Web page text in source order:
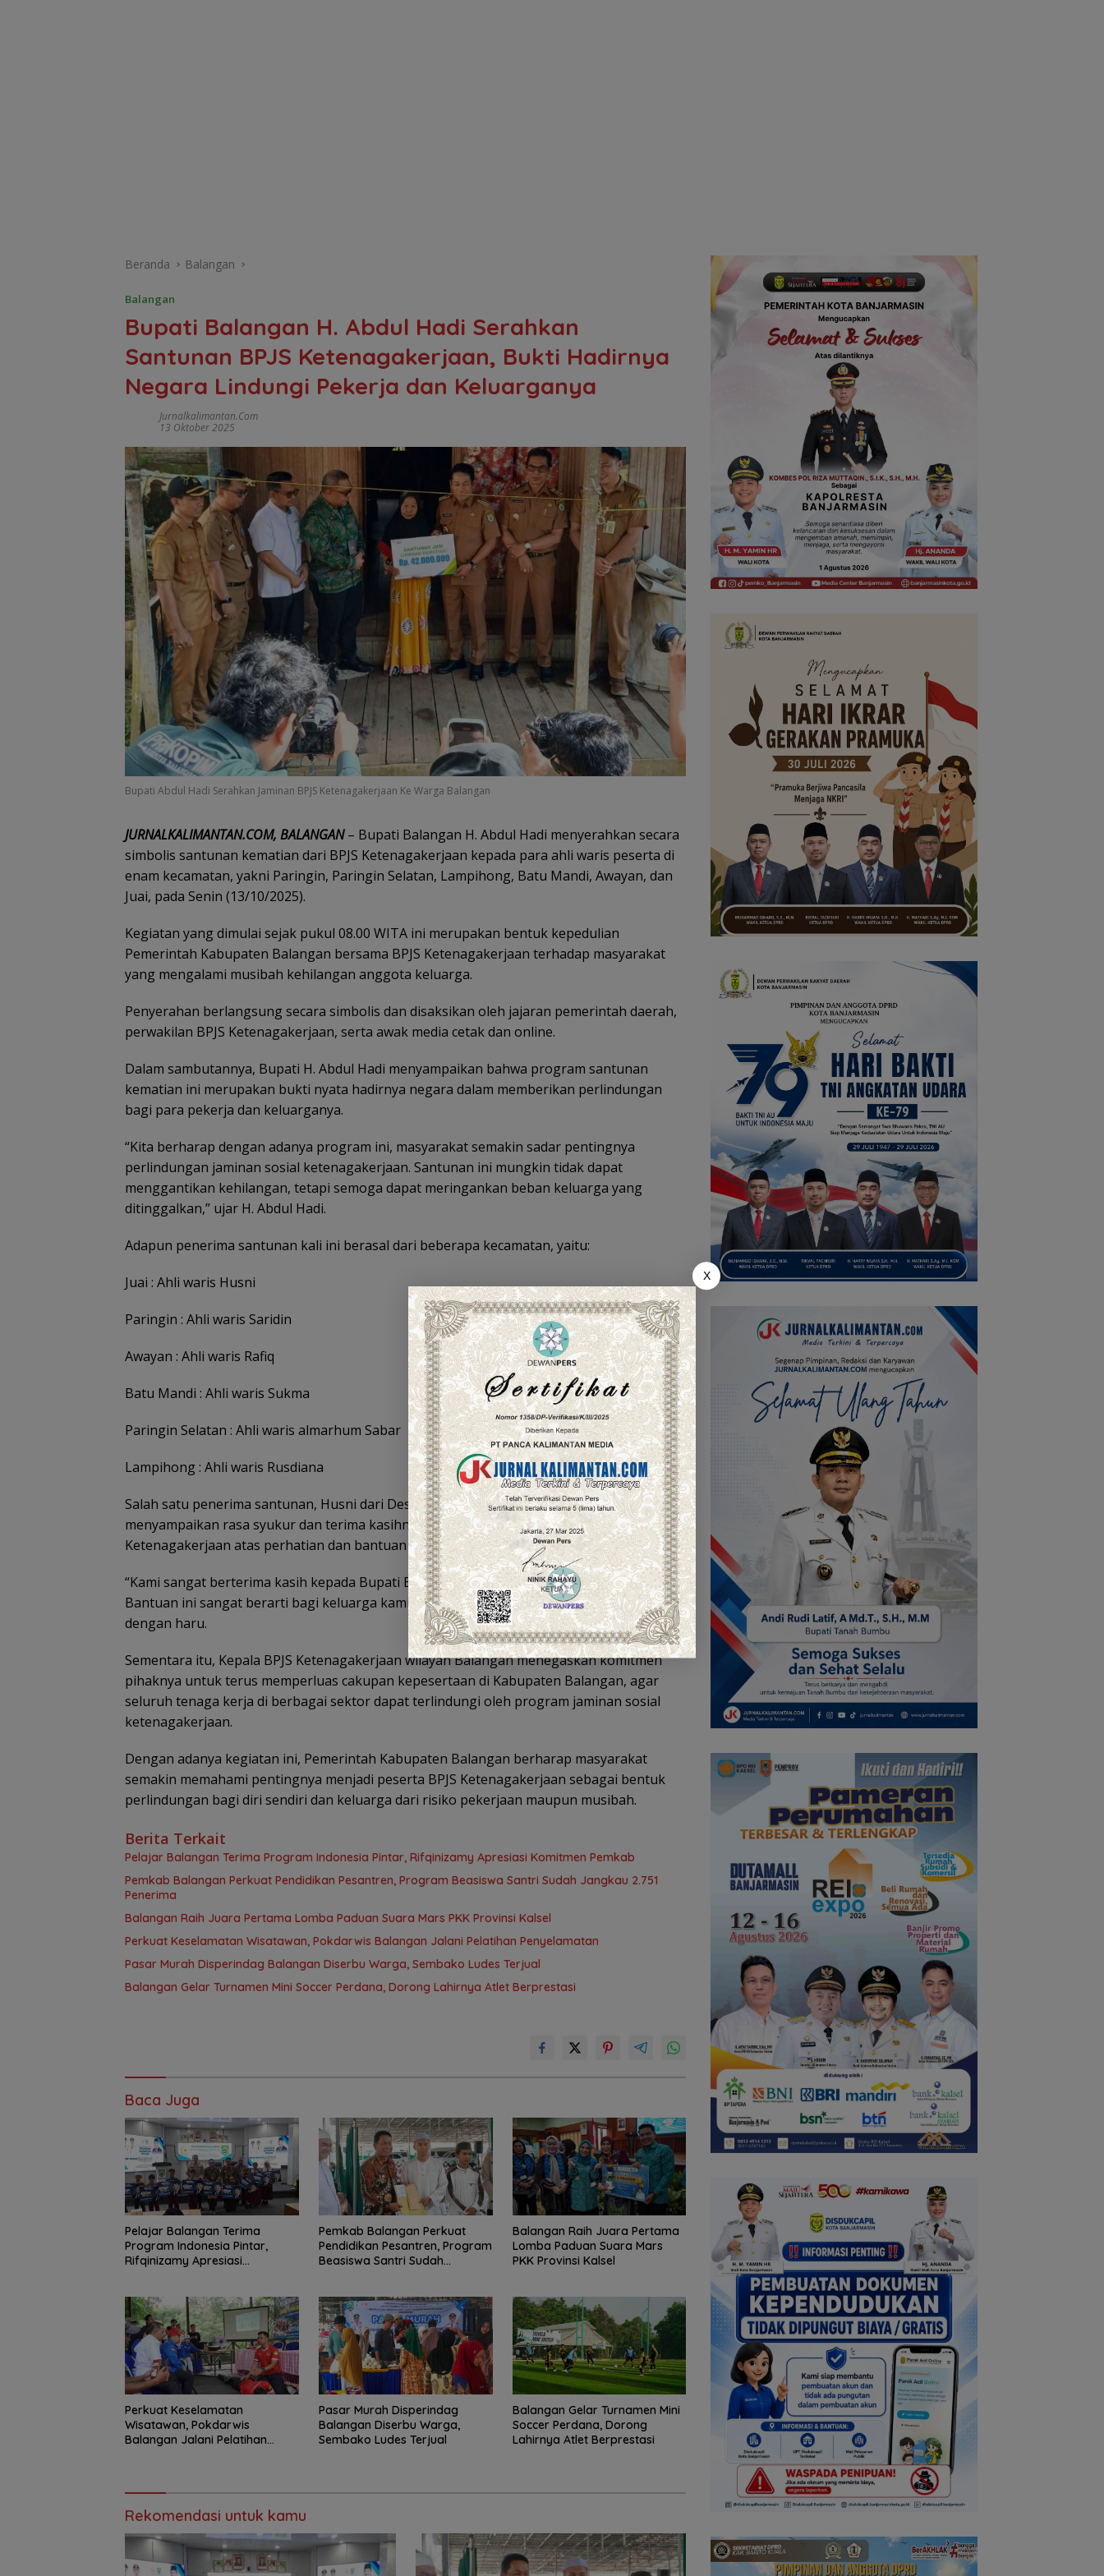
Beranda Balangan
Balangan
Bupati Balangan H. Abdul Hadi Serahkan
Santunan BPJS Ketenagakerjaan, Bukti Hadirnya
Negara Lindungi Pekerja dan Keluarganya
Jurnalkalimantan.com
13 Oktober 2025
Bupati Abdul Hadi Serahkan Jaminan BPJS Ketenagakerjaan Ke Warga Balangan
JURNALKALIMANTAN.COM, BALANGAN– Bupati Balangan H. Abdul Hadi menyerahkan secara
simbolis santunan kematian dari BPJS Ketenagakerjaan kepada para ahli waris peserta di
enam kecamatan, yakni Paringin, Paringin Selatan, Lampihong, Batu Mandi, Awayan, dan
Juai, pada Senin (13/10/2025).
Kegiatan yang dimulai sejak pukul 08.00 WITA ini merupakan bentuk kepedulian
Pemerintah Kabupaten Balangan bersama BPJS Ketenagakerjaan terhadap masyarakat
yang mengalami musibah kehilangan anggota keluarga.
Penyerahan berlangsung secara simbolis dan disaksikan oleh jajaran pemerintah daerah,
perwakilan BPJS Ketenagakerjaan, serta awak media cetak dan online.
Dalam sambutannya, Bupati H. Abdul Hadi menyampaikan bahwa program santunan
kematian ini merupakan bukti nyata hadirnya negara dalam memberikan perlindungan
bagi para pekerja dan keluarganya.
“Kita berharap dengan adanya program ini, masyarakat semakin sadar pentingnya
perlindungan jaminan sosial ketenagakerjaan. Santunan ini mungkin tidak dapat
menggantikan kehilangan, tetapi semoga dapat meringankan beban keluarga yang
ditinggalkan,” ujar H. Abdul Hadi.
Adapun penerima santunan kali ini berasal dari beberapa kecamatan, yaitu:
Juai : Ahli waris Husni
Paringin : Ahli waris Saridin
Awayan : Ahli waris Rafiq
Batu Mandi : Ahli waris Sukma
Paringin Selatan : Ahli waris almarhum Sabar
Lampihong : Ahli waris Rusdiana
Salah satu penerima santunan, Husni dari Desa Hamarung, Kecamatan Juai,
menyampaikan rasa syukur dan terima kasihnya kepada pemerintah daerah serta BPJS
Ketenagakerjaan atas perhatian dan bantuan yang diberikan.
“Kami sangat berterima kasih kepada Bupati Balangan dan BPJS Ketenagakerjaan.
Bantuan ini sangat berarti bagi keluarga kami di saat kehilangan orang tercinta,” ujarnya
dengan haru.
Sementara itu, Kepala BPJS Ketenagakerjaan wilayah Balangan menegaskan komitmen
pihaknya untuk terus memperluas cakupan kepesertaan di Kabupaten Balangan, agar
seluruh tenaga kerja di berbagai sektor dapat terlindungi oleh program jaminan sosial
ketenagakerjaan.
Dengan adanya kegiatan ini, Pemerintah Kabupaten Balangan berharap masyarakat
semakin memahami pentingnya menjadi peserta BPJS Ketenagakerjaan sebagai bentuk
perlindungan bagi diri sendiri dan keluarga dari risiko pekerjaan maupun musibah.
Berita Terkait
Pelajar Balangan Terima Program Indonesia Pintar, Rifqinizamy Apresiasi Komitmen Pemkab
Pemkab Balangan Perkuat Pendidikan Pesantren, Program Beasiswa Santri Sudah Jangkau 2.751
Penerima
Balangan Raih Juara Pertama Lomba Paduan Suara Mars PKK Provinsi Kalsel
Perkuat Keselamatan Wisatawan, Pokdarwis Balangan Jalani Pelatihan Penyelamatan
Pasar Murah Disperindag Balangan Diserbu Warga, Sembako Ludes Terjual
Balangan Gelar Turnamen Mini Soccer Perdana, Dorong Lahirnya Atlet Berprestasi
Baca Juga
Pelajar Balangan Terima
Program Indonesia Pintar,
Rifqinizamy Apresiasi
Pemkab Balangan Perkuat
Pendidikan Pesantren, Program
Beasiswa Santri Sudah
Balangan Raih Juara Pertama
Lomba Paduan Suara Mars
PKK Provinsi Kalsel
Perkuat Keselamatan
Wisatawan, Pokdarwis
Balangan Jalani Pelatihan
Pasar Murah Disperindag
Balangan Diserbu Warga,
Sembako Ludes Terjual
Balangan Gelar Turnamen Mini
Soccer Perdana, Dorong
Lahirnya Atlet Berprestasi
Rekomendasi untuk kamu
X